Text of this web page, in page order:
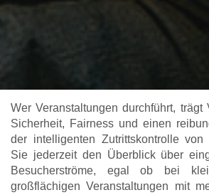
Wer Veranstaltungen durchführt, trägt
Sicherheit, Fairness und einen
der intelligenten Zutrittskontrolle von
Sie jederzeit den Überblick über
Besucherströme, egal ob bei
großflächigen Veranstaltungen mit